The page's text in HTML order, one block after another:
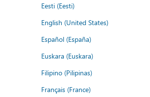
Eesti (Eesti)
English (United States)
Español (España)
Euskara (Euskara)
Filipino (Pilipinas)
Français (France)